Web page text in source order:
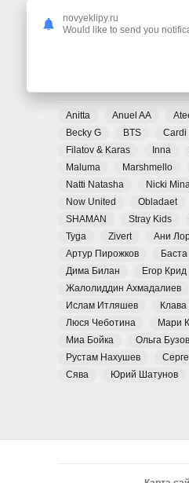
Anitta Anuel AA
Becky G
BTS Cardi
Filatov & Karas
Inna
Maluma
Marshmello
Natti Natasha
Nicki
Now United
Obladaet
SHAMAN
Stray Kids
Tyga
Zivert
Ани
Артур Пирожков
Баста
Дима Билан
Егор Крид
Жалолиддин Ахмадалиев
Ислам Итляшев
Клава
Люся Чеботина
Мари
Миа Бойка
Ольга
Рустам Нахушев
Сява
Юрий Шатунов
novyeklipy.ru
Would like to send you